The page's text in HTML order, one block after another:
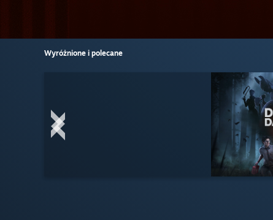
Wyróżnione i polecane